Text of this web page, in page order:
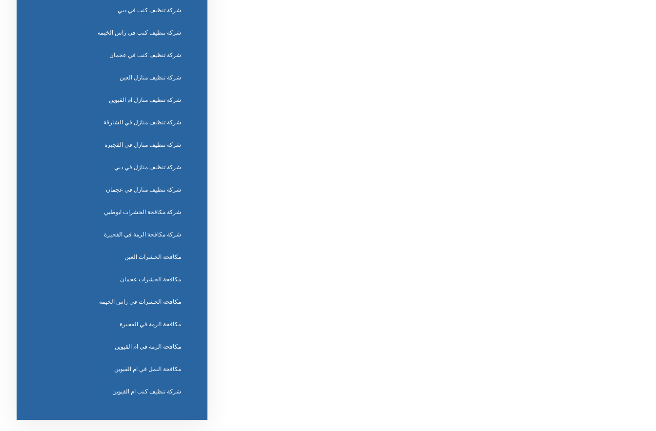
شركة تنظيف كنب في دبي
شركة تنظيف كنب في راس الخيمة
شركة تنظيف كنب في عجمان
شركة تنظيف منازل العين
شركة تنظيف منازل ام القيوين
شركة تنظيف منازل في الشارقة
شركة تنظيف منازل في الفجيرة
شركة تنظيف منازل في دبي
شركة تنظيف منازل في عجمان
شركة مكافحة الحشرات ابوظبي
شركة مكافحة الرمة في الفجيرة
مكافحة الحشرات العين
مكافحة الحشرات عجمان
مكافحة الحشرات في راس الخيمة
مكافحة الرمة في الفجيرة
مكافحة الرمة في ام القيوين
مكافحة النمل في ام القيوين